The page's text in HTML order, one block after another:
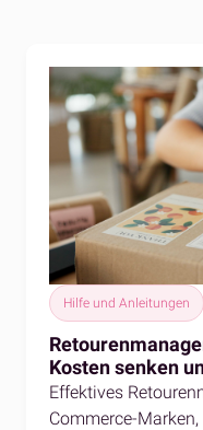
Hilfe und Anleitungen
Kosten senken
Effektives
Commerce-